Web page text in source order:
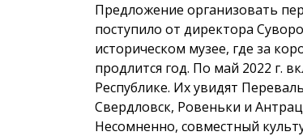
Предложение организовать
поступило от директора
историческом музее, где за
продлится год. По май 2022 г.
Республике. Их увидят
Свердловск, Ровеньки и
Несомненно, совместный